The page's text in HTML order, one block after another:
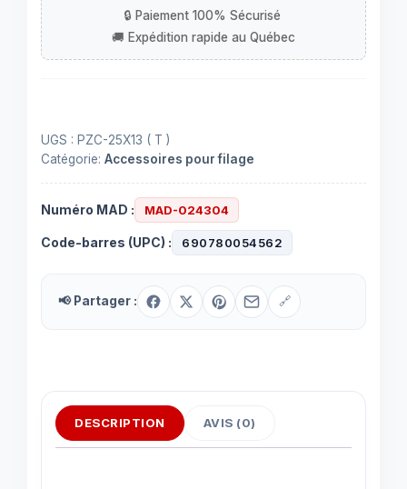
de
T
pour
UGS : PZC-25X13 ( T )
Catégorie: Accessoires pour filage
Numéro MAD : MAD-024304
Code-barres (UPC) : 690780054562
📢 Partager : 🔗
DESCRIPTION AVIS (0)